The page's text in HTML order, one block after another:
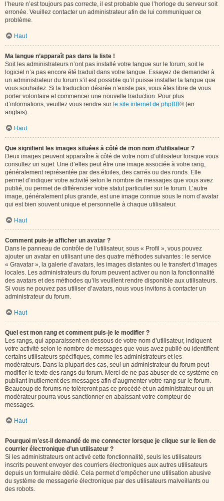
l’heure n’est toujours pas correcte, il est probable que l’horloge du serveur soit
erronée. Veuillez contacter un administrateur afin de lui communiquer ce
problème.
Haut
Ma langue n’apparaît pas dans la liste !
Soit les administrateurs n’ont pas installé votre langue sur le forum, soit le
logiciel n’a pas encore été traduit dans votre langue. Essayez de demander à
un administrateur du forum s’il est possible qu’il puisse installer la langue que
vous souhaitez. Si la traduction désirée n’existe pas, vous êtes libre de vous
porter volontaire et commencer une nouvelle traduction. Pour plus
d’informations, veuillez vous rendre sur le site internet de phpBB® (en
anglais).
Haut
Que signifient les images situées à côté de mon nom d’utilisateur ?
Deux images peuvent apparaître à côté de votre nom d’utilisateur lorsque vous
consultez un sujet. Une d’elles peut être une image associée à votre rang,
généralement représentée par des étoiles, des carrés ou des ronds. Elle
permet d’indiquer votre activité selon le nombre de messages que vous avez
publié, ou permet de différencier votre statut particulier sur le forum. L’autre
image, généralement plus grande, est une image connue sous le nom d’avatar
qui est bien souvent unique et personnelle à chaque utilisateur.
Haut
Comment puis-je afficher un avatar ?
Dans le panneau de contrôle de l’utilisateur, sous « Profil », vous pouvez
ajouter un avatar en utilisant une des quatre méthodes suivantes : le service
« Gravatar », la galerie d’avatars, les images distantes ou le transfert d’images
locales. Les administrateurs du forum peuvent activer ou non la fonctionnalité
des avatars et des méthodes qu’ils veuillent rendre disponible aux utilisateurs.
Si vous ne pouvez pas utiliser d’avatars, nous vous invitons à contacter un
administrateur du forum.
Haut
Quel est mon rang et comment puis-je le modifier ?
Les rangs, qui apparaissent en dessous de votre nom d’utilisateur, indiquent
votre activité selon le nombre de messages que vous avez publié ou identifient
certains utilisateurs spécifiques, comme les administrateurs et les
modérateurs. Dans la plupart des cas, seul un administrateur du forum peut
modifier le texte des rangs du forum. Merci de ne pas abuser de ce système en
publiant inutilement des messages afin d’augmenter votre rang sur le forum.
Beaucoup de forums ne toléreront pas ce procédé et un administrateur ou un
modérateur pourra vous sanctionner en abaissant votre compteur de
messages.
Haut
Pourquoi m’est-il demandé de me connecter lorsque je clique sur le lien de
courrier électronique d’un utilisateur ?
Si les administrateurs ont activé cette fonctionnalité, seuls les utilisateurs
inscrits peuvent envoyer des courriers électroniques aux autres utilisateurs
depuis un formulaire dédié. Cela permet d’empêcher une utilisation abusive
du système de messagerie électronique par des utilisateurs malveillants ou
des robots.